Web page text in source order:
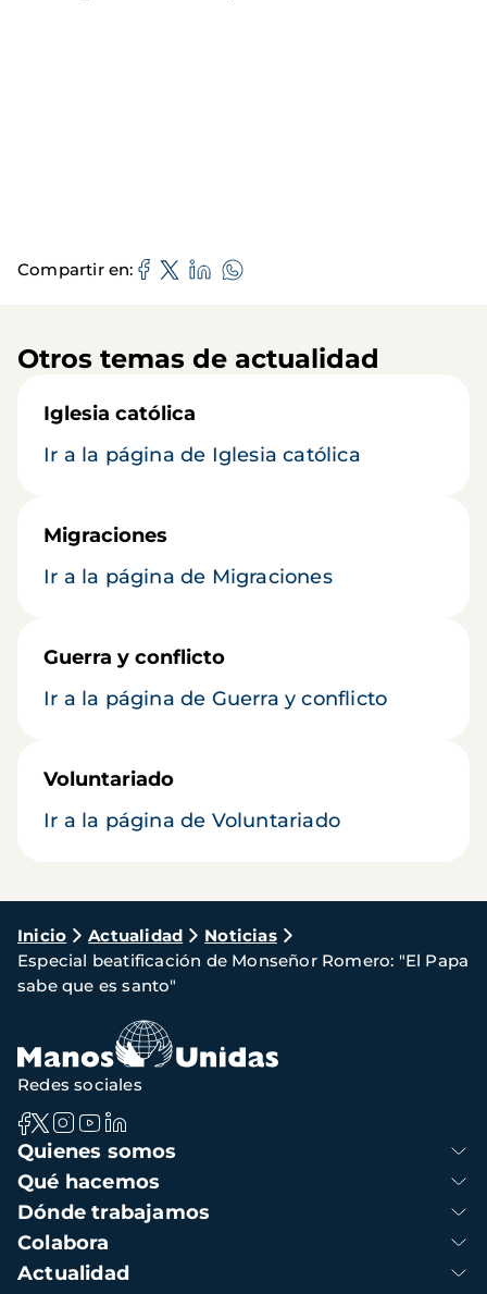
Compartir en
Otros temas de actualidad
Iglesia católica
Ir a la página de Iglesia católica
Migraciones
Ir a la página de Migraciones
Guerra y conflicto
Ir a la página de Guerra y conflicto
Voluntariado
Ir a la página de Voluntariado
Ruta
de
navegación
Inicio Actualidad
Noticias
Especial beatificación de Monseñor Romero: "El Papa
sabe que es santo"
Navegación
principal
Quienes somos
Qué hacemos
Dónde trabajamos
Colabora
Actualidad
Redes sociales